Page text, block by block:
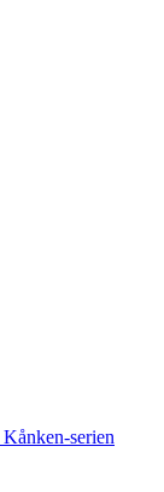
serien